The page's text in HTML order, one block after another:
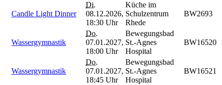
Candle Light Dinner
Di.
08.12.2026,
18:30 Uhr
Küche im
Schulzentrum
Rhede
BW2693
Wassergymnastik
Do.
07.01.2027,
18:00 Uhr
Bewegungsbad
St.-Agnes
Hospital
BW16520
Wassergymnastik
Do.
07.01.2027,
18:45 Uhr
Bewegungsbad
St.-Agnes
Hospital
BW16521